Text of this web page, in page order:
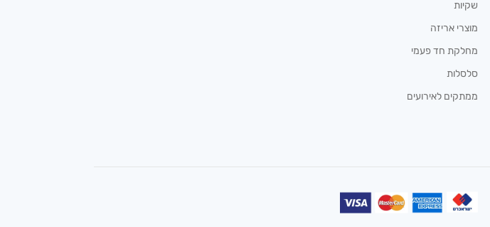
שקיות
מוצרי אריזה
מחלקת חד פעמי
סלסלות
ממתקים לאירועים